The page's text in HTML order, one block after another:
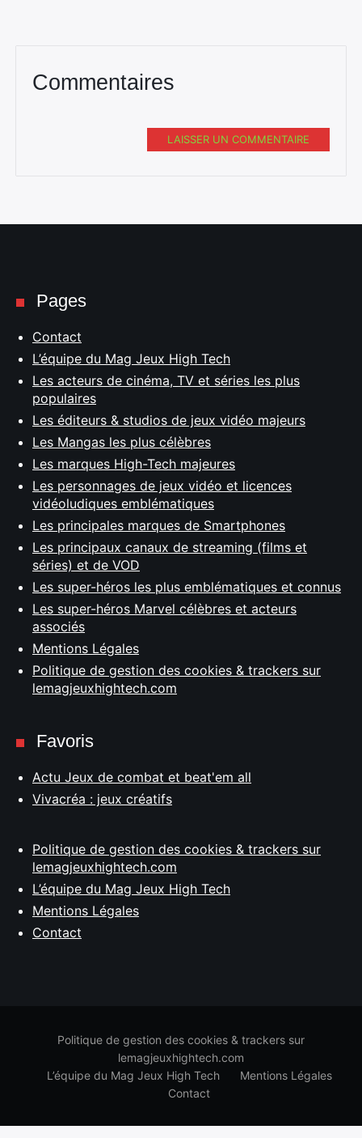
Commentaires
LAISSER UN COMMENTAIRE
Pages
Contact
L’équipe du Mag Jeux High Tech
Les acteurs de cinéma, TV et séries les plus
populaires
Les éditeurs & studios de jeux vidéo majeurs
Les Mangas les plus célèbres
Les marques High-Tech majeures
Les personnages de jeux vidéo et licences
vidéoludiques emblématiques
Les principales marques de Smartphones
Les principaux canaux de streaming (films et
séries) et de VOD
Les super-héros les plus emblématiques et connus
Les super-héros Marvel célèbres et acteurs
associés
Mentions Légales
Politique de gestion des cookies & trackers sur
lemagjeuxhightech.com
Favoris
Actu Jeux de combat et beat'em all
Vivacréa : jeux créatifs
Politique de gestion des cookies & trackers sur
lemagjeuxhightech.com
L’équipe du Mag Jeux High Tech
Mentions Légales
Contact
Politique de gestion des cookies & trackers sur
lemagjeuxhightech.com
L’équipe du Mag Jeux High Tech
Mentions Légales
Contact